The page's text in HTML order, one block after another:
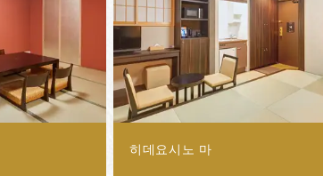
히데요시노 마